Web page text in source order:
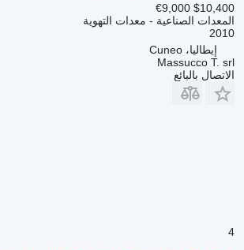
$10,400
€9,000
المعدات الصناعية - معدات التهوية
2010
إيطاليا، Cuneo
Massucco T. srl
الاتصال بالبائع
4